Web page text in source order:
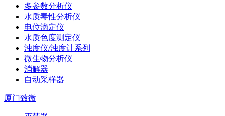
多参数分析仪
水质毒性分析仪
电位滴定仪
水质色度测定仪
浊度仪/浊度计系列
微生物分析仪
消解器
自动采样器
厦门致微